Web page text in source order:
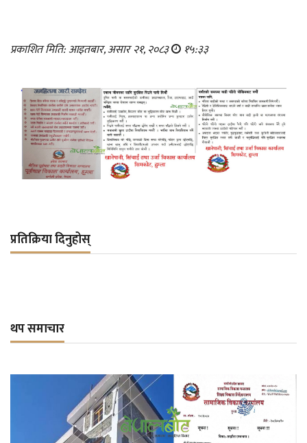
प्रकाशित मिति: आइतबार, असार २१, २०८३ १५:३३
प्रतिक्रिया दिनुहोस्
थप समाचार